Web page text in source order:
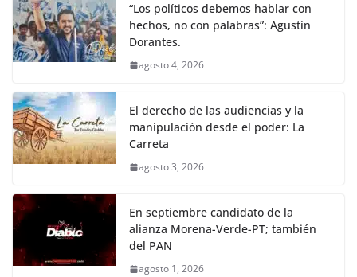
“Los políticos debemos hablar con
hechos, no con palabras”: Agustín
Dorantes.
agosto 4, 2026
El derecho de las audiencias y la
manipulación desde el poder: La
Carreta
agosto 3, 2026
En septiembre candidato de la
alianza Morena-Verde-PT; también
del PAN
agosto 1, 2026